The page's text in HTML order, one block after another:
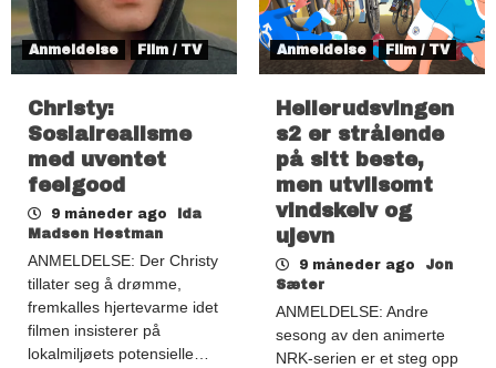
Anmeldelse Film / TV
Christy:
Sosialrealisme
med uventet
feelgood
9 måneder ago
Ida
Madsen Hestman
ANMELDELSE: Der Christy
tillater seg å drømme,
fremkalles hjertevarme idet
filmen insisterer på
lokalmiljøets potensielle…
Anmeldelse Film / TV
Hellerudsvingen
s2 er strålende
på sitt beste,
men utvilsomt
vindskeiv og
ujevn
9 måneder ago
Jon
Sæter
ANMELDELSE: Andre
sesong av den animerte
NRK-serien er et steg opp